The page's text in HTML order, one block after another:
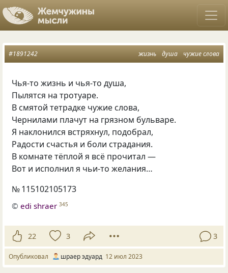
жизнь душа чужие слова
#1891242
Чья-то жизнь и чья-то душа,
Пылятся на тротуаре.
В смятой тетрадке чужие слова,
Чернилами плачут на грязном бульваре.
Я наклонился встряхнул, подобрал,
Радости счастья и боли страдания.
В комнате тёплой я всё прочитал —
Вот и исполнил я чьи-то желания…
№ 115102105173
©edi shraer 345
22 3 3
Опубликовал шраер эдуард 12 июл 2023